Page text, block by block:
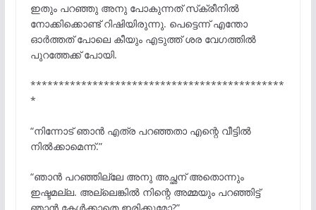
ഇതും പറഞ്ഞു അനു പോകുന്നത് സ്‌ക്രീനിൽ
നോക്കിക്കൊണ്ട് റിഷിയിരുന്നു. പെട്ടെന്ന് എന്തോ
ഓർത്തത് പോലെ കീയും എടുത്ത് ശര വേഗത്തിൽ
പുറത്തേക്ക് പോയി.
*********************************************
*
“നിന്നോട് ഞാൻ എത്ര പറഞ്ഞതാ എന്റെ വീട്ടിൽ
നിൽക്കാമെന്ന്.”
“ഞാൻ പറഞ്ഞില്ലേ അനു അച്ഛന് അതൊന്നും
ഇഷ്ടമല്ല. അല്ലെങ്കിൽ നിന്റെ അമ്മയും പറഞ്ഞിട്ട്